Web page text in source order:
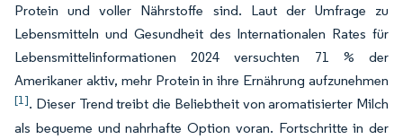
Protein und voller Nährstoffe sind. Laut der Umfrage zu
Lebensmitteln und Gesundheit des Internationalen Rates für
Lebensmittelinformationen 2024 versuchten 71 % der
Amerikaner aktiv, mehr Protein in ihre Ernährung aufzunehmen
[1]. Dieser Trend treibt die Beliebtheit von aromatisierter Milch
als bequeme und nahrhafte Option voran. Fortschritte in der